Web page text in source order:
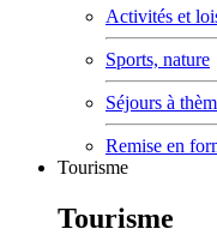
Activités et
Sports, nature
Séjours à
Remise en
Tourisme
Tourisme